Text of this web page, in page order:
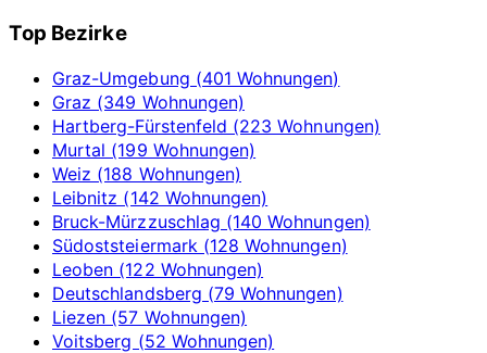
Top Bezirke
Graz-Umgebung (401 Wohnungen)
Graz (349 Wohnungen)
Hartberg-Fürstenfeld (223 Wohnungen)
Murtal (199 Wohnungen)
Weiz (188 Wohnungen)
Leibnitz (142 Wohnungen)
Bruck-Mürzzuschlag (140 Wohnungen)
Südoststeiermark (128 Wohnungen)
Leoben (122 Wohnungen)
Deutschlandsberg (79 Wohnungen)
Liezen (57 Wohnungen)
Voitsberg (52 Wohnungen)